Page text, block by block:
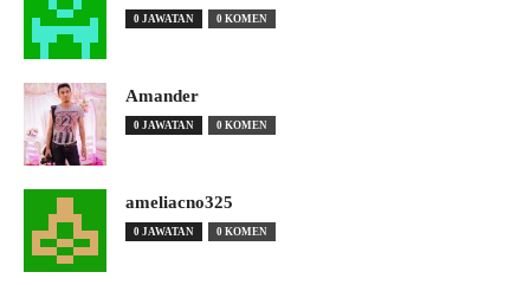
0 JAWATAN 0 KOMEN
Amander
0 JAWATAN 0 KOMEN
ameliacno325
0 JAWATAN 0 KOMEN